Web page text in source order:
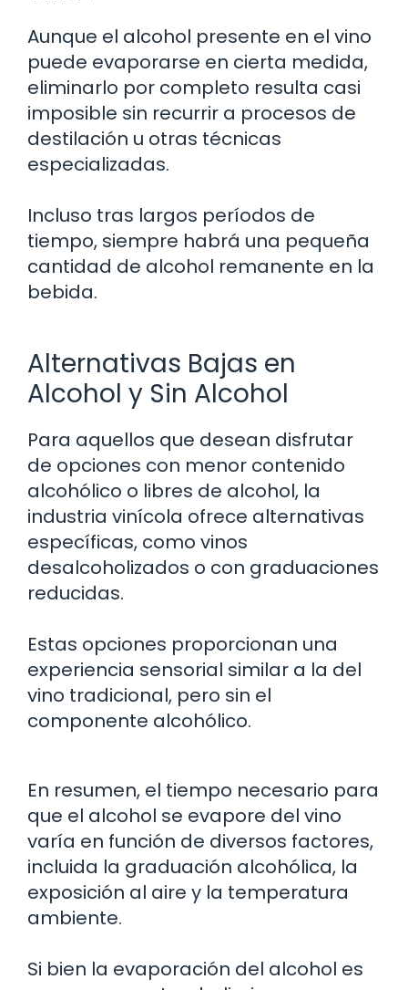
Aunque el alcohol presente en el vino
puede evaporarse en cierta medida,
eliminarlo por completo resulta casi
imposible sin recurrir a procesos de
destilación u otras técnicas
especializadas.
Incluso tras largos períodos de
tiempo, siempre habrá una pequeña
cantidad de alcohol remanente en la
bebida.
Alternativas Bajas en
Alcohol y Sin Alcohol
Para aquellos que desean disfrutar
de opciones con menor contenido
alcohólico o libres de alcohol, la
industria vinícola ofrece alternativas
específicas, como vinos
desalcoholizados o con graduaciones
reducidas.
Estas opciones proporcionan una
experiencia sensorial similar a la del
vino tradicional, pero sin el
componente alcohólico.
En resumen, el tiempo necesario para
que el alcohol se evapore del vino
varía en función de diversos factores,
incluida la graduación alcohólica, la
exposición al aire y la temperatura
ambiente.
Si bien la evaporación del alcohol es